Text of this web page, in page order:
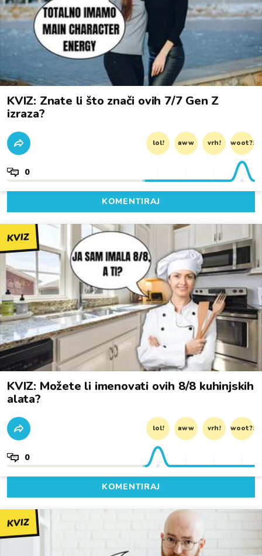
KVIZ: Znate li što znači ovih 7/7 Gen Z
izraza?
lol! aww vrh! woot?!
0
KOMENTIRAJ
KVIZ
KVIZ: Možete li imenovati ovih 8/8 kuhinjskih
alata?
lol! aww vrh! woot?!
0
KOMENTIRAJ
KVIZ